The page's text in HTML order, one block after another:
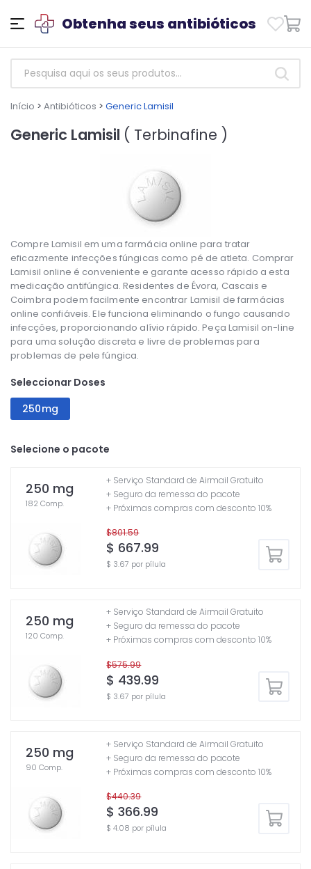
Obtenha seus antibióticos
Início > Antibióticos > Generic Lamisil
Generic Lamisil ( Terbinafine )
Compre Lamisil em uma farmácia online para tratar
eficazmente infecções fúngicas como pé de atleta. Comprar
Lamisil online é conveniente e garante acesso rápido a esta
medicação antifúngica. Residentes de Évora, Cascais e
Coimbra podem facilmente encontrar Lamisil de farmácias
online confiáveis. Ele funciona eliminando o fungo causando
infecções, proporcionando alívio rápido. Peça Lamisil on-line
para uma solução discreta e livre de problemas para
problemas de pele fúngica.
Seleccionar Doses
250mg
Selecione o pacote
250 mg
182 Comp.
$801.59
$ 667.99
$ 3.67 por pílula
+ Serviço Standard de Airmail Gratuito
+ Seguro da remessa do pacote
+ Próximas compras com desconto 10%
250 mg
120 Comp.
$575.99
$ 439.99
$ 3.67 por pílula
+ Serviço Standard de Airmail Gratuito
+ Seguro da remessa do pacote
+ Próximas compras com desconto 10%
250 mg
90 Comp.
$440.39
$ 366.99
$ 4.08 por pílula
+ Serviço Standard de Airmail Gratuito
+ Seguro da remessa do pacote
+ Próximas compras com desconto 10%